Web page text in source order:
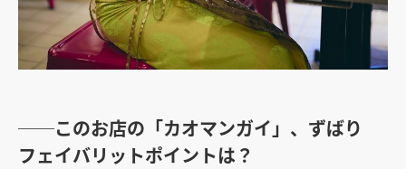
──このお店の「カオマンガイ」、ずばり
フェイバリットポイントは？